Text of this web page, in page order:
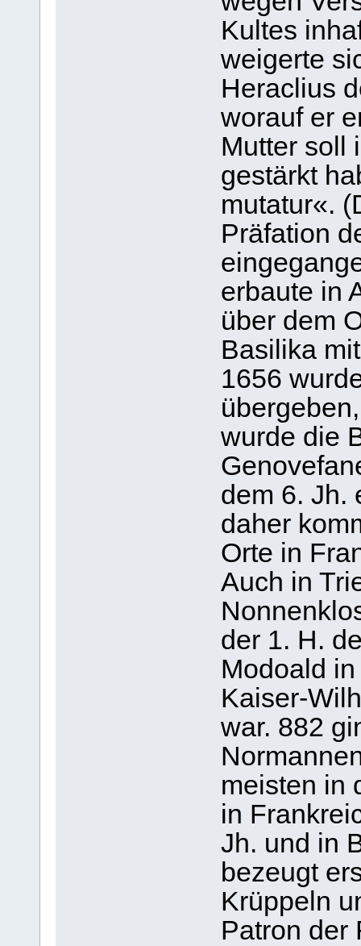
Kultes
weigerte
Heraclius
worauf er
Mutter soll
gestärkt
mutatur«.
Präfation
erbaute in
über dem
Basilika
1656
wurde die
dem 6. Jh.
daher
Orte in
Auch in
der 1. H.
Modoald
Kaiser-
war. 882
meisten in
in
Jh. und in
bezeugt
Krüppeln
Patron der